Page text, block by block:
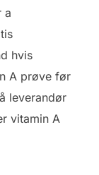
a
hvis
A prøve før
leverandør
vitamin A